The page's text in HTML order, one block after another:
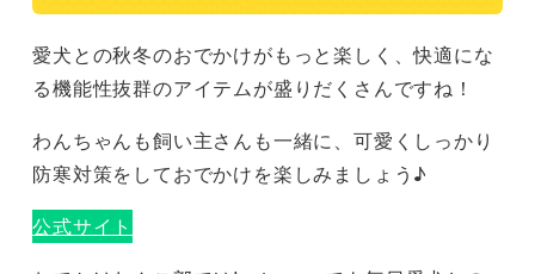
愛犬との秋冬のおでかけがもっと楽しく、快適にな
る機能性抜群のアイテムが盛りだくさんですね！
わんちゃんも飼い主さんも一緒に、可愛くしっかり
防寒対策をしておでかけを楽しみましょう♪
公式サイト